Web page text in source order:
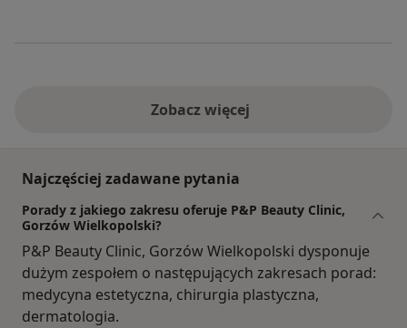
Zobacz więcej
Najczęściej zadawane pytania
Porady z jakiego zakresu oferuje P&P Beauty Clinic,
Gorzów Wielkopolski?
P&P Beauty Clinic, Gorzów Wielkopolski dysponuje
dużym zespołem o następujących zakresach porad:
medycyna estetyczna, chirurgia plastyczna,
dermatologia.